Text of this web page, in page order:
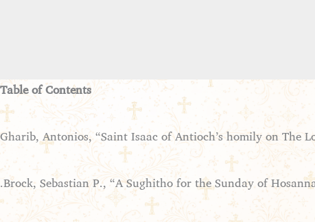
Table of Contents
Gharib, Antonios, “Saint Isaac of Antioch’s homily on The
Brock, Sebastian P., “A Sughitho for the Sunday of